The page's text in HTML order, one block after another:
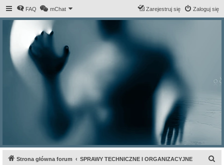
FAQ mChat Zaloguj się
Zarejestruj się
Strona główna forum SPRAWY TECHNICZNE I ORGANIZACYJNE